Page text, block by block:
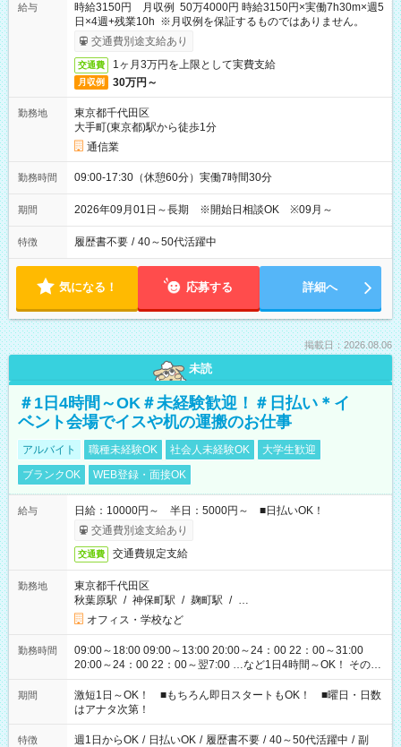
給与
時給3150円 月収例 50万4000円 時給3150円×実働7h30m×週5
日×4週+残業10h ※月収例を保証するものではありません。
交通費別途支給あり
交通費 1ヶ月3万円を上限として実費支給
月収例 30万円～
勤務地
東京都千代田区
大手町(東京都)駅から徒歩1分
通信業
勤務時間 09:00-17:30（休憩60分）実働7時間30分
期間 2026年09月01日～長期 ※開始日相談OK ※09月～
特徴 履歴書不要 / 40～50代活躍中
気になる！ 応募する 詳細へ
掲載日：2026.08.06
未読
＃1日4時間～OK＃未経験歓迎！＃日払い＊イ
ベント会場でイスや机の運搬のお仕事
アルバイト 職種未経験OK 社会人未経験OK
大学生歓迎
ブランクOK
WEB登録・面接OK
給与
日給：10000円～ 半日：5000円～ ■日払いOK！
交通費別途支給あり
交通費 交通費規定支給
勤務地
東京都千代田区
秋葉原駅 / 神保町駅 / 麹町駅 / …
オフィス・学校など
勤務時間
09:00～18:00 09:00～13:00 20:00～24：00 22：00～31:00
20:00～24：00 22：00～翌7:00 …など1日4時間～OK！ その他
シフトもございます！ お気軽にご相談ください！
期間
激短1日～OK！ ■もちろん即日スタートもOK！ ■曜日・日数
はアナタ次第！
特徴 週1日からOK / 日払いOK / 履歴書不要 / 40～50代活躍中 / 副